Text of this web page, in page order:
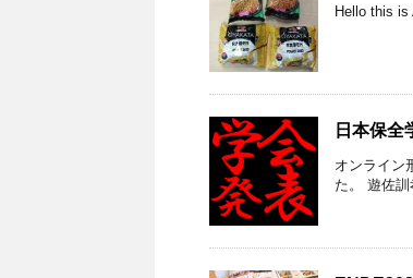
Hello this
日本保全
オンライン
た。 遊佐